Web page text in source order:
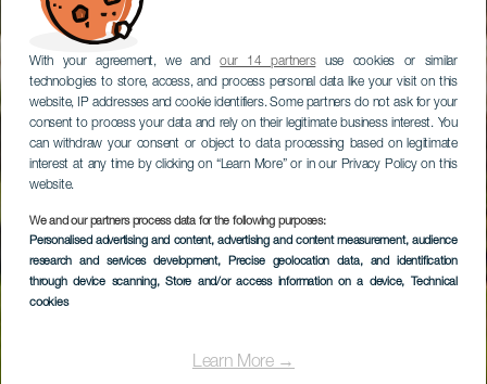
With your agreement, we andour 14 partnersuse cookies or similar
technologies to store, access, and process personal data like your visit on this
website, IP addresses and cookie identifiers. Some partners do not ask for your
consent to process your data and rely on their legitimate business interest. You
can withdraw your consent or object to data processing based on legitimate
interest at any time by clicking on “Learn More” or in our Privacy Policy on this
website.
We and our partners process data for the following purposes:
Personalised advertising and content, advertising and content measurement, audience
research and services development, Precise geolocation data, and identification
through device scanning, Store and/or access information on a device, Technical
cookies
Learn More →
Amarilla Golf &
Country Club